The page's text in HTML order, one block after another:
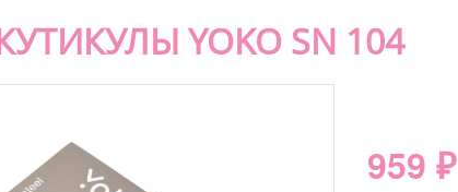
YOKO SN 104
959 ₽